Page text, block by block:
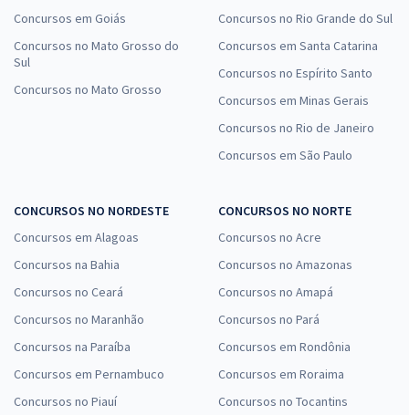
Concursos em Goiás
Concursos no Mato Grosso do
Sul
Concursos no Mato Grosso
Concursos no Rio Grande do Sul
Concursos em Santa Catarina
Concursos no Espírito Santo
Concursos em Minas Gerais
Concursos no Rio de Janeiro
Concursos em São Paulo
CONCURSOS NO NORDESTE
Concursos em Alagoas
Concursos na Bahia
Concursos no Ceará
Concursos no Maranhão
Concursos na Paraíba
Concursos em Pernambuco
Concursos no Piauí
CONCURSOS NO NORTE
Concursos no Acre
Concursos no Amazonas
Concursos no Amapá
Concursos no Pará
Concursos em Rondônia
Concursos em Roraima
Concursos no Tocantins